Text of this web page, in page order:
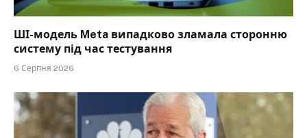
ШІ-модель Meta випадково зламала сторонню
систему під час тестування
6 Серпня 2026